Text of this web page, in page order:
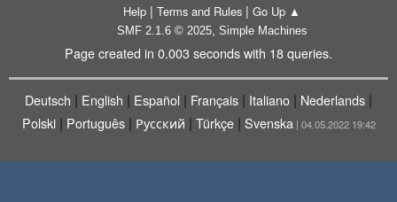
Help | Terms and Rules | Go Up ▲
SMF 2.1.6 © 2025, Simple Machines
Page created in 0.003 seconds with 18 queries.
Deutsch | English | Español | Français | Italiano | Nederlands |
Polski| Português| Русский | Türkçe| Svenska | 04.05.2022 19:42